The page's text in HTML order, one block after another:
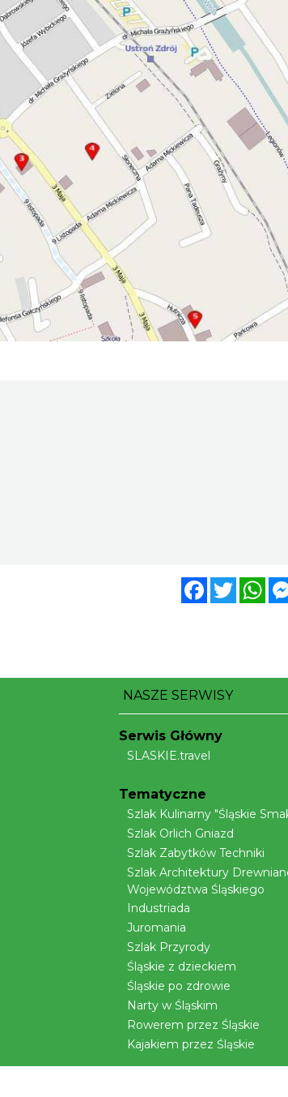
FacebookTwitter
NASZE SERWISY
Serwis Główny
SLASKIE.travel
Tematyczne
Szlak Kulinarny "Śląskie
Szlak Orlich Gniazd
Szlak Zabytków Techniki
Szlak Architektury
Województwa Śląskiego
Industriada
Juromania
Szlak Przyrody
Śląskie z dzieckiem
Śląskie po zdrowie
Narty w Śląskim
Rowerem przez Śląskie
Kajakiem przez Śląskie